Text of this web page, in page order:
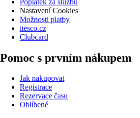
Nastavení Cookies
Možnosti platby
itesco.cz
Clubcard
Pomoc s prvním nákupem
Jak nakupovat
Registrace
Rezervace času
Oblíbené